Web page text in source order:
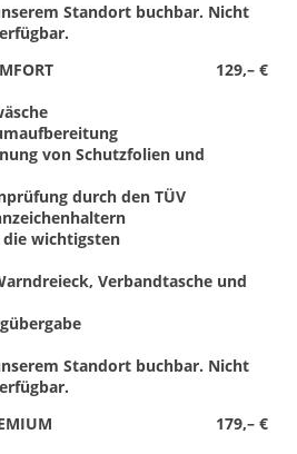
Standort buchbar. Nicht
129,– €
von Schutzfolien und
durch den TÜV
wichtigsten
Verbandtasche und
Standort buchbar. Nicht
179,– €